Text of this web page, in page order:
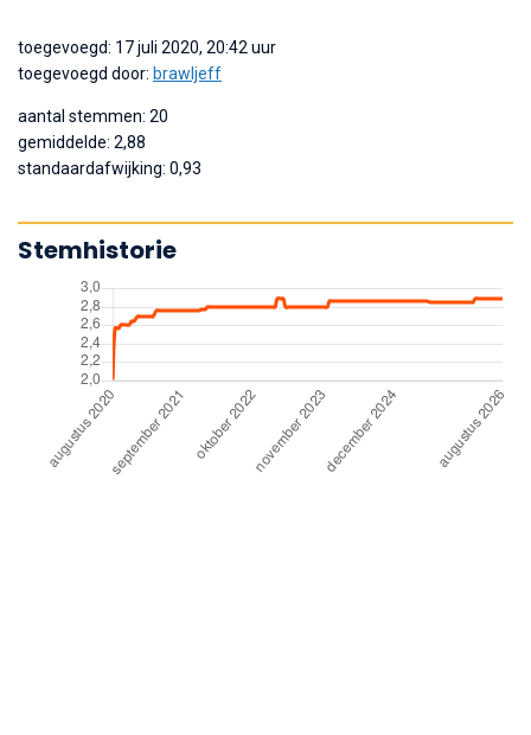
toegevoegd: 17 juli 2020, 20:42 uur
toegevoegd door: brawljeff
aantal stemmen: 20
gemiddelde: 2,88
standaardafwijking: 0,93
Stemhistorie